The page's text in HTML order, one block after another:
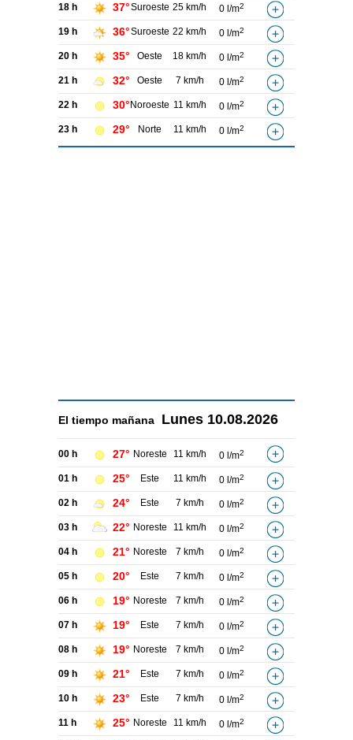
18 h 37°Suroeste 25 km/h 0 l/m2
19 h 36°Suroeste 22 km/h 0 l/m2
20 h 35° Oeste 18 km/h 0 l/m2
21 h 32° Oeste 7 km/h 0 l/m2
22 h 30° Noroeste 11 km/h 0 l/m2
23 h 29° Norte 11 km/h 0 l/m2
El tiempo mañana Lunes 10.08.2026
00 h 27° Noreste 11 km/h 0 l/m2
01 h 25° Este 11 km/h 0 l/m2
02 h 24° Este 7 km/h 0 l/m2
03 h 22° Noreste 11 km/h 0 l/m2
04 h 21° Noreste 7 km/h 0 l/m2
05 h 20° Este 7 km/h 0 l/m2
06 h 19° Noreste 7 km/h 0 l/m2
07 h 19° Este 7 km/h 0 l/m2
08 h 19° Noreste 7 km/h 0 l/m2
09 h 21° Este 7 km/h 0 l/m2
10 h 23° Este 7 km/h 0 l/m2
11 h 25° Noreste 11 km/h 0 l/m2